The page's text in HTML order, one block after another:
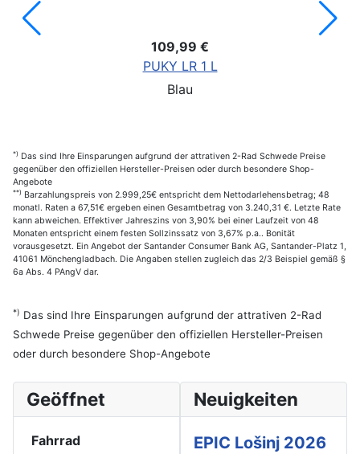
109,99 €
PUKY LR 1 L
Blau
*) Das sind Ihre Einsparungen aufgrund der attrativen 2-Rad Schwede Preise
gegenüber den offiziellen Hersteller-Preisen oder durch besondere Shop-
Angebote
**) Barzahlungspreis von 2.999,25€ entspricht dem Nettodarlehensbetrag; 48
monatl. Raten a 67,51€ ergeben einen Gesamtbetrag von 3.240,31 €. Letzte Rate
kann abweichen. Effektiver Jahreszins von 3,90% bei einer Laufzeit von 48
Monaten entspricht einem festen Sollzinssatz von 3,67% p.a.. Bonität
vorausgesetzt. Ein Angebot der Santander Consumer Bank AG, Santander-Platz 1,
41061 Mönchengladbach. Die Angaben stellen zugleich das 2/3 Beispiel gemäß §
6a Abs. 4 PAngV dar.
*) Das sind Ihre Einsparungen aufgrund der attrativen 2-Rad
Schwede Preise gegenüber den offiziellen Hersteller-Preisen
oder durch besondere Shop-Angebote
Geöffnet
Fahrrad
Neuigkeiten
EPIC Lošinj 2026